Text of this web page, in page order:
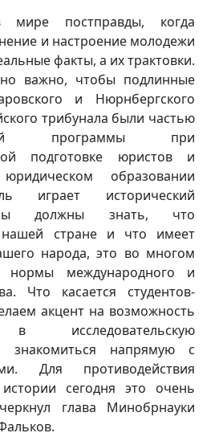
постправды, когда
и настроение молодежи
факты, а их трактовки.
важно, чтобы подлинные
и Нюрнбергского
трибунала были частью
программы при
подготовке юристов и
образовании
играет исторический
должны знать, что
стране и что имеет
народа, это во многом
нормы международного и
Что касается студентов-
акцент на возможность
в исследовательскую
знакомиться напрямую с
Для противодействия
сегодня это очень
глава Минобрнауки